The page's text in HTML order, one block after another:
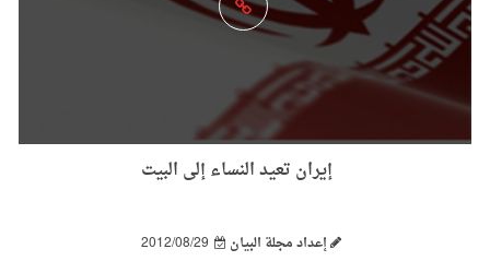
إيران تعيد النساء إلى البيت
إعداد مجلة البيان 2012/08/29